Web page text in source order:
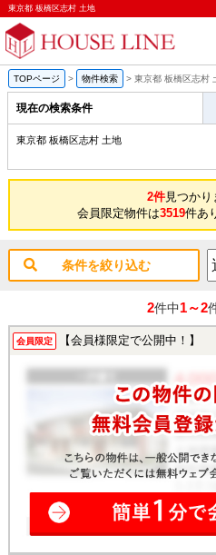
東京都 板橋区志村 土地
TOPページ > 物件検索 > 東京都 板橋区志村
現在の検索条件
東京都 板橋区志村 土地
2件見つかり
会員限定物件は3519件あ
条件を絞り込む
2件中1～2
会員限定 【会員様限定で公開中！】